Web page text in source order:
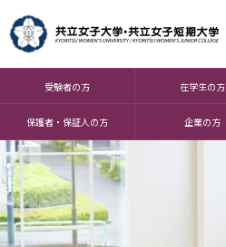
受験者の方 在学生の方
保護者・保証人の方 企業の方